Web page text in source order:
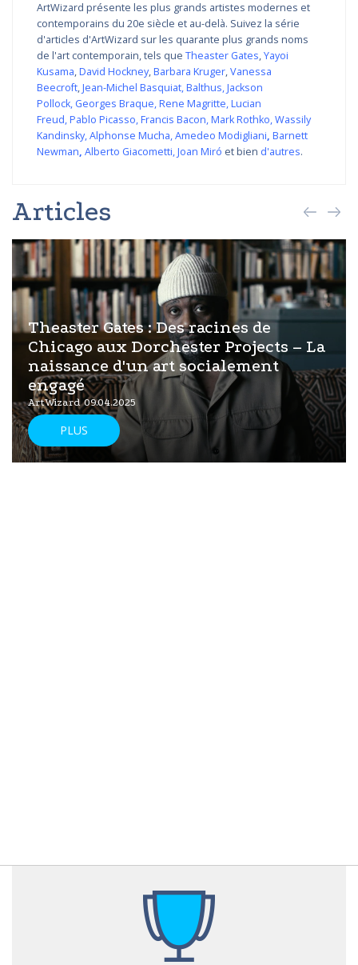
ArtWizard présente les plus grands artistes modernes et
contemporains du 20e siècle et au-delà. Suivez la série
d'articles d'ArtWizard sur les quarante plus grands noms
de l'art contemporain, tels que Theaster Gates,Yayoi
Kusama,David Hockney,Barbara Kruger,Vanessa
Beecroft,Jean-Michel Basquiat,Balthus,Jackson
Pollock, Georges Braque,Rene Magritte,Lucian
Freud,Pablo Picasso,Francis Bacon,Mark Rothko,Wassily
Kandinsky,Alphonse Mucha,Amedeo Modigliani, Barnett
Newman, Alberto Giacometti,Joan Miró et bien d'autres.
Articles
Theaster Gates : Des racines de
Chicago aux Dorchester Projects – La
naissance d'un art socialement
engagé
ArtWizard 09.04.2025
PLUS